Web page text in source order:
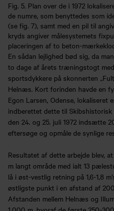
Fig. 5. Plan over de i 1972
de numre, som benyttedes som
(se fig. 7), samt med en pil til
kryds angiver målesystemets
placeringen af to beton-
En sådan lejlighed bød sig, da
to dage af årets træningstogt
sportsdykkere på skonnerten
Helnæs. Kort forinden havde en
Egon Larsen, Odense,
indberettet dette til
den 24. og 25. juli 1972 indsætte
eftersøge og opmåle de synlige
Resultatet af dette arbejde blev,
m langt område med ialt 13
lå i øst-vestlig retning på 1,6-1,8
østligste punkt i en afstand af
Afstanden mellem Helnæs og